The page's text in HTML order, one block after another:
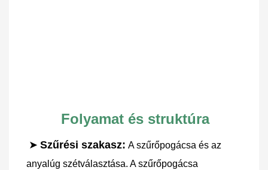
Folyamat és struktúra
➤ Szűrési szakasz: A szűrőpogácsa és az
anyalúg szétválasztása. A szűrőpogácsa